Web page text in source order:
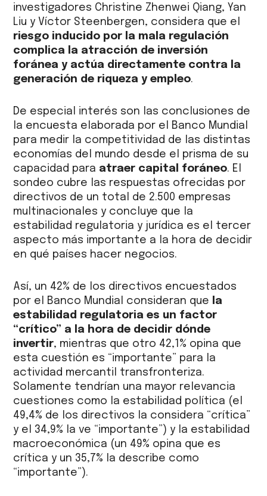
investigadores Christine Zhenwei Qiang, Yan
Liu y Víctor Steenbergen, considera que el
riesgo inducido por la mala regulación
complica la atracción de inversión
foránea y actúa directamente contra la
generación de riqueza y empleo.
De especial interés son las conclusiones de
la encuesta elaborada por el Banco Mundial
para medir la competitividad de las distintas
economías del mundo desde el prisma de su
capacidad para atraer capital foráneo. El
sondeo cubre las respuestas ofrecidas por
directivos de un total de 2.500 empresas
multinacionales y concluye que la
estabilidad regulatoria y jurídica es el tercer
aspecto más importante a la hora de decidir
en qué países hacer negocios.
Así, un 42% de los directivos encuestados
por el Banco Mundial consideran que la
estabilidad regulatoria es un factor
“crítico” a la hora de decidir dónde
invertir, mientras que otro 42,1% opina que
esta cuestión es “importante” para la
actividad mercantil transfronteriza.
Solamente tendrían una mayor relevancia
cuestiones como la estabilidad política (el
49,4% de los directivos la considera “crítica”
y el 34,9% la ve “importante”) y la estabilidad
macroeconómica (un 49% opina que es
crítica y un 35,7% la describe como
“importante”).